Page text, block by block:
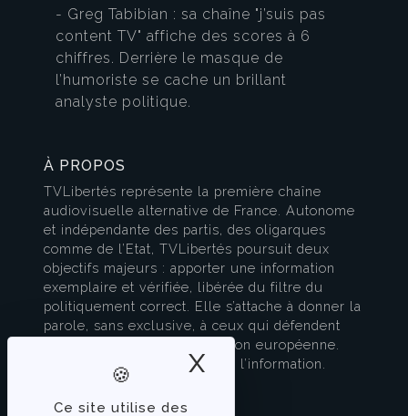
Ce site utilise des
X Masquer le
- Greg Tabibian : sa chaîne "j’suis pas
content TV" affiche des scores à 6
chiffres. Derrière le masque de
l’humoriste se cache un brillant
analyste politique.
À PROPOS
TVLibertés représente la première chaîne
audiovisuelle alternative de France. Autonome
et indépendante des partis, des oligarques
comme de l’Etat, TVLibertés poursuit deux
objectifs majeurs : apporter une information
exemplaire et vérifiée, libérée du filtre du
politiquement correct. Elle s’attache à donner la
parole, sans exclusive, à ceux qui défendent
l’esprit français et la civilisation européenne.
TVLibertés est à la pointe de l’information.